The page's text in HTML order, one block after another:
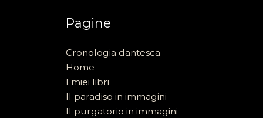
Pagine
Cronologia dantesca
Home
I miei libri
Il paradiso in immagini
Il purgatorio in immagini